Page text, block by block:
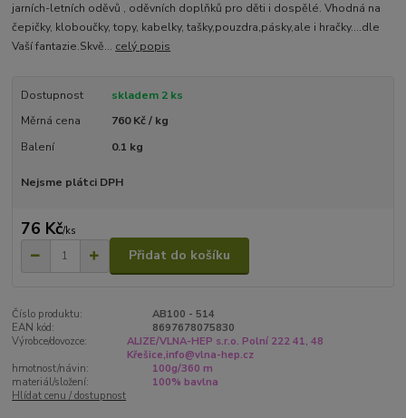
jarních-letních oděvů , oděvních doplňků pro děti i dospělé. Vhodná na
čepičky, kloboučky, topy, kabelky, tašky,pouzdra,pásky,ale i hračky....dle
Vaší fantazie.Skvě... celý popis
Dostupnost
skladem 2 ks
Měrná cena
760 Kč / kg
Balení
0.1 kg
Nejsme plátci DPH
76 Kč/ks
Přidat do košíku
Číslo produktu:
AB100 - 514
EAN kód:
8697678075830
Výrobce/dovozce:
ALIZE/VLNA-HEP s.r.o. Polní 222 41, 48
Křešice,info@vlna-hep.cz
hmotnost/návin:
100g/360 m
materiál/složení:
100% bavlna
Hlídat cenu / dostupnost